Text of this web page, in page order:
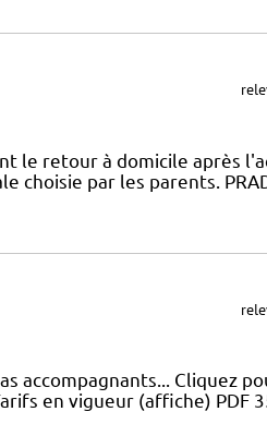
le retour à domicile après
choisie par les parents.
accompagnants... Cliquez
en vigueur (affiche) PDF